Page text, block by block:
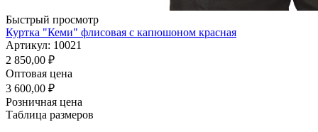
Быстрый просмотр
Куртка "Кеми" флисовая с капюшоном красная
Артикул: 10021
2 850,00 ₽
Оптовая цена
3 600,00 ₽
Розничная цена
Таблица размеров